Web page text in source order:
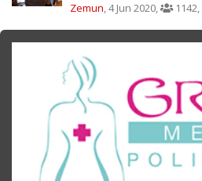
Zemun,4 Jun 2020, 1142,